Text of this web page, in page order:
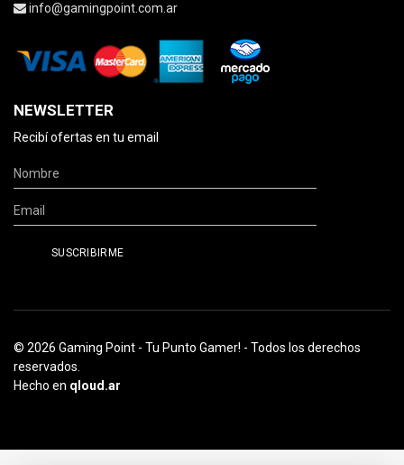
info@gamingpoint.com.ar
NEWSLETTER
Recibí ofertas en tu email
© 2026 Gaming Point - Tu Punto Gamer! - Todos los derechos
reservados.
Hecho en qloud.ar